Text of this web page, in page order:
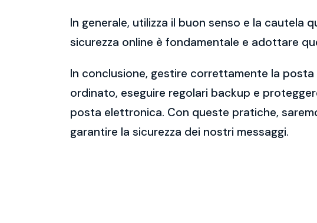
In generale, utilizza il buon senso e la
sicurezza online è fondamentale e adottare
In conclusione, gestire correttamente la
ordinato, eseguire regolari backup e
posta elettronica. Con queste pratiche,
garantire la sicurezza dei nostri messaggi.